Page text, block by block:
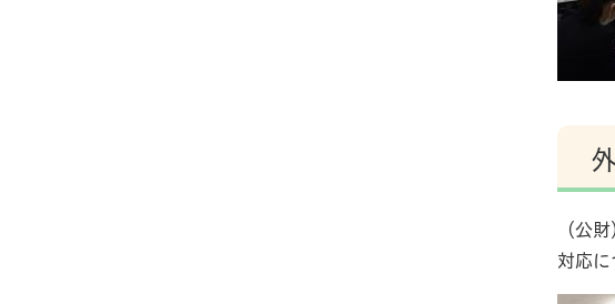
（公
対応に